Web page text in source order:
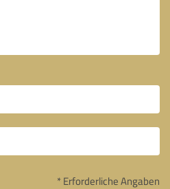
* Erforderliche Angaben